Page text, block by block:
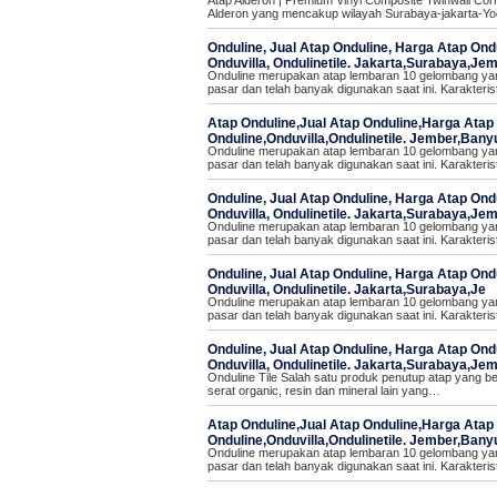
Alderon yang mencakup wilayah Surabaya-jakarta-
Onduline, Jual Atap Onduline, Harga Atap
Onduvilla, Ondulinetile.
Onduline merupakan atap lembaran 10 gelombang
pasar dan telah banyak digunakan saat ini.
Atap Onduline,Jual Atap Onduline,Harga
Onduline,Onduvilla,Ondulinetile.
Onduline merupakan atap lembaran 10 gelombang
pasar dan telah banyak digunakan saat ini.
Onduline, Jual Atap Onduline, Harga Atap
Onduvilla, Ondulinetile.
Onduline merupakan atap lembaran 10 gelombang
pasar dan telah banyak digunakan saat ini.
Onduline, Jual Atap Onduline, Harga Atap
Onduvilla, Ondulinetile. Jakarta,Surabaya,Je
Onduline merupakan atap lembaran 10 gelombang
pasar dan telah banyak digunakan saat ini.
Onduline, Jual Atap Onduline, Harga Atap
Onduvilla, Ondulinetile.
Onduline Tile Salah satu produk penutup atap yang
serat organic, resin dan mineral lain yang…
Atap Onduline,Jual Atap Onduline,Harga
Onduline,Onduvilla,Ondulinetile.
Onduline merupakan atap lembaran 10 gelombang
pasar dan telah banyak digunakan saat ini.